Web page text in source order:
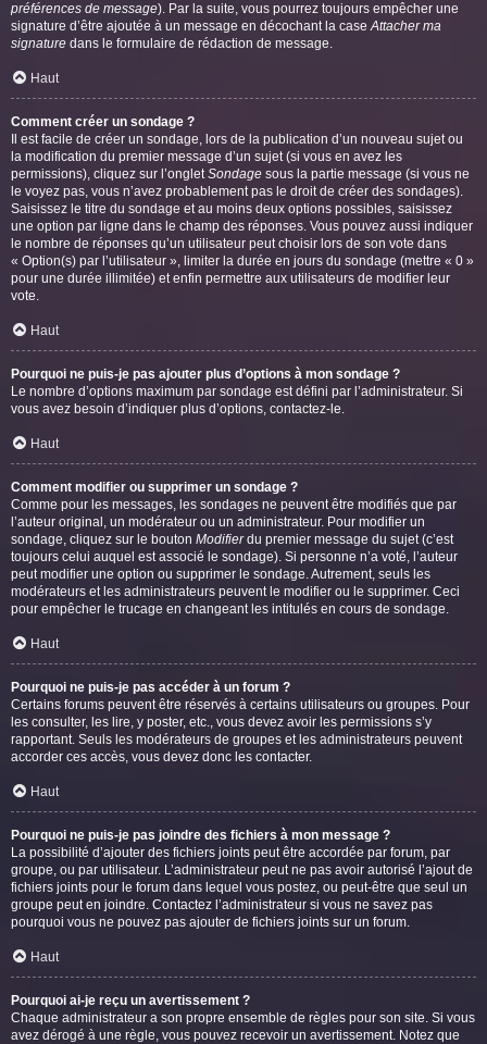
préférences de message). Par la suite, vous pourrez toujours empêcher une
signature d’être ajoutée à un message en décochant la caseAttacher ma
signature dans le formulaire de rédaction de message.
Haut
Comment créer un sondage ?
Il est facile de créer un sondage, lors de la publication d’un nouveau sujet ou
la modification du premier message d’un sujet (si vous en avez les
permissions), cliquez sur l’ongletSondage sous la partie message (si vous ne
le voyez pas, vous n’avez probablement pas le droit de créer des sondages).
Saisissez le titre du sondage et au moins deux options possibles, saisissez
une option par ligne dans le champ des réponses. Vous pouvez aussi indiquer
le nombre de réponses qu’un utilisateur peut choisir lors de son vote dans
« Option(s) par l’utilisateur », limiter la durée en jours du sondage (mettre « 0 »
pour une durée illimitée) et enfin permettre aux utilisateurs de modifier leur
vote.
Haut
Pourquoi ne puis-je pas ajouter plus d’options à mon sondage ?
Le nombre d’options maximum par sondage est défini par l’administrateur. Si
vous avez besoin d’indiquer plus d’options, contactez-le.
Haut
Comment modifier ou supprimer un sondage ?
Comme pour les messages, les sondages ne peuvent être modifiés que par
l’auteur original, un modérateur ou un administrateur. Pour modifier un
sondage, cliquez sur le bouton Modifierdu premier message du sujet (c’est
toujours celui auquel est associé le sondage). Si personne n’a voté, l’auteur
peut modifier une option ou supprimer le sondage. Autrement, seuls les
modérateurs et les administrateurs peuvent le modifier ou le supprimer. Ceci
pour empêcher le trucage en changeant les intitulés en cours de sondage.
Haut
Pourquoi ne puis-je pas accéder à un forum ?
Certains forums peuvent être réservés à certains utilisateurs ou groupes. Pour
les consulter, les lire, y poster, etc., vous devez avoir les permissions s’y
rapportant. Seuls les modérateurs de groupes et les administrateurs peuvent
accorder ces accès, vous devez donc les contacter.
Haut
Pourquoi ne puis-je pas joindre des fichiers à mon message ?
La possibilité d’ajouter des fichiers joints peut être accordée par forum, par
groupe, ou par utilisateur. L’administrateur peut ne pas avoir autorisé l’ajout de
fichiers joints pour le forum dans lequel vous postez, ou peut-être que seul un
groupe peut en joindre. Contactez l’administrateur si vous ne savez pas
pourquoi vous ne pouvez pas ajouter de fichiers joints sur un forum.
Haut
Pourquoi ai-je reçu un avertissement ?
Chaque administrateur a son propre ensemble de règles pour son site. Si vous
avez dérogé à une règle, vous pouvez recevoir un avertissement. Notez que